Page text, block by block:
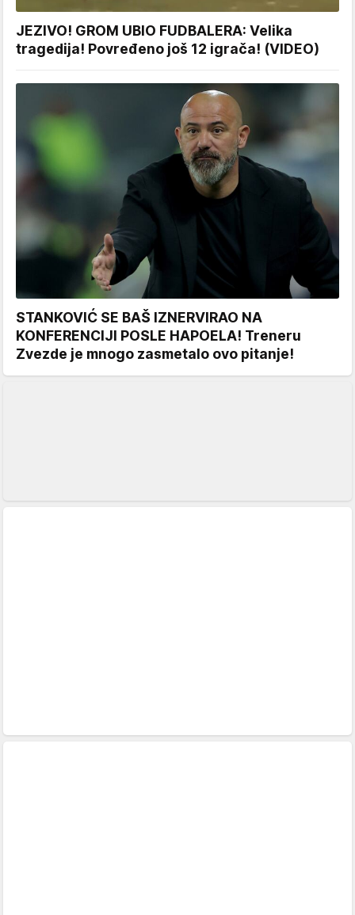
JEZIVO! GROM UBIO FUDBALERA: Velika
tragedija! Povređeno još 12 igrača! (VIDEO)
STANKOVIĆ SE BAŠ IZNERVIRAO NA
KONFERENCIJI POSLE HAPOELA! Treneru
Zvezde je mnogo zasmetalo ovo pitanje!